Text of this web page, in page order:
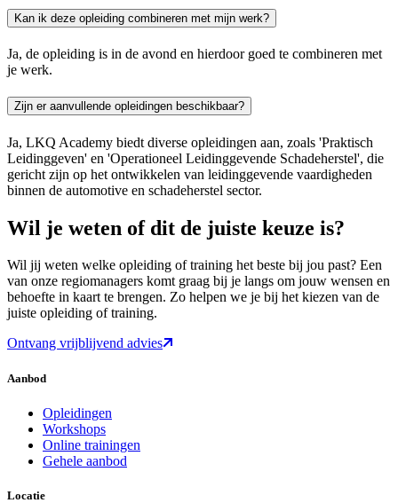
Kan ik deze opleiding combineren met mijn werk?
Ja, de opleiding is in de avond en hierdoor goed te combineren met
je werk.
Zijn er aanvullende opleidingen beschikbaar?
Ja, LKQ Academy biedt diverse opleidingen aan, zoals 'Praktisch
Leidinggeven' en 'Operationeel Leidinggevende Schadeherstel', die
gericht zijn op het ontwikkelen van leidinggevende vaardigheden
binnen de automotive en schadeherstel sector.
Wil je weten of dit de juiste keuze is?
Wil jij weten welke opleiding of training het beste bij jou past? Een
van onze regiomanagers komt graag bij je langs om jouw wensen en
behoefte in kaart te brengen. Zo helpen we je bij het kiezen van de
juiste opleiding of training.
Ontvang vrijblijvend advies
Aanbod
Opleidingen
Workshops
Online trainingen
Gehele aanbod
Locatie